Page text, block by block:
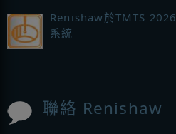
Renishaw於TMTS
系統
聯絡 Renishaw